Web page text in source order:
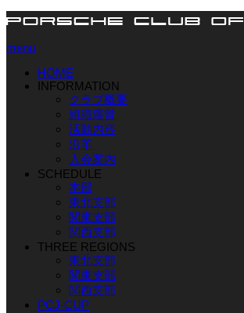
menu
HOME
INFORMATION
クラブ概要
組織運営
活動内容
沿革
入会案内
SCHEDULE
本部
東北支部
関東支部
関西支部
THREE REGIONS
東北支部
関東支部
関西支部
PCJ-CUP